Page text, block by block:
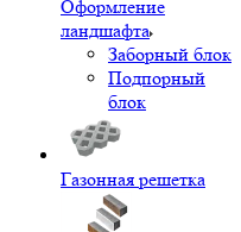
Оформление
ландшафта
Заборный блок
Подпорный
блок
Газонная решетка